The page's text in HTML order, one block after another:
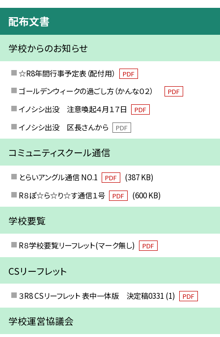
配布文書
学校からのお知らせ
☆R8年間行事予定表（配付用） PDF
ゴールデンウィークの過ごし方（かんな０２） PDF
イノシシ出没 注意喚起４月１７日 PDF
イノシシ出没 区長さんから PDF
コミュニティスクール通信
とらいアングル通信 NO.1 PDF
(387 KB)
R８ぽ☆ら☆り☆す通信１号
PDF (600 KB)
学校要覧
R８学校要覧リーフレット(マーク無し) PDF
CSリーフレット
３R8 CSリーフレット 表中一体版 決定稿0331 (1) PDF
学校運営協議会